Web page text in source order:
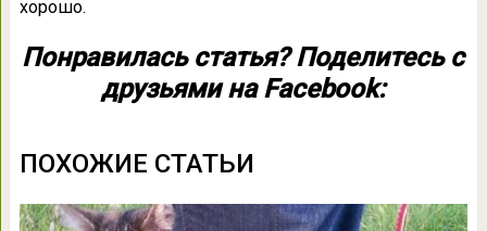
хорошо.
Понравилась статья? Поделитесь с
друзьями на Facebook:
ПОХОЖИЕ СТАТЬИ